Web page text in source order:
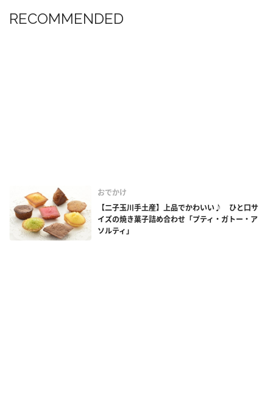
RECOMMENDED
おでかけ
【二子玉川手土産】上品でかわいい♪ ひと口サ
イズの焼き菓子詰め合わせ「プティ・ガトー・ア
ソルティ」